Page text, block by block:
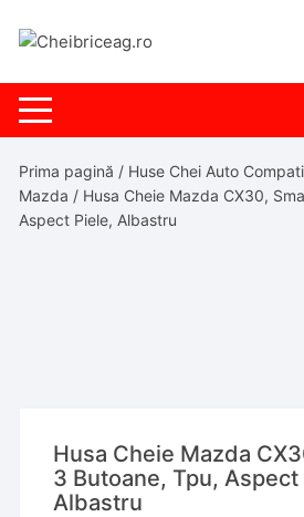
Prima pagină / Huse Chei Auto
Mazda / Husa Cheie Mazda CX30,
Aspect Piele, Albastru
Husa Cheie Mazda
3 Butoane, Tpu, Aspect
Albastru